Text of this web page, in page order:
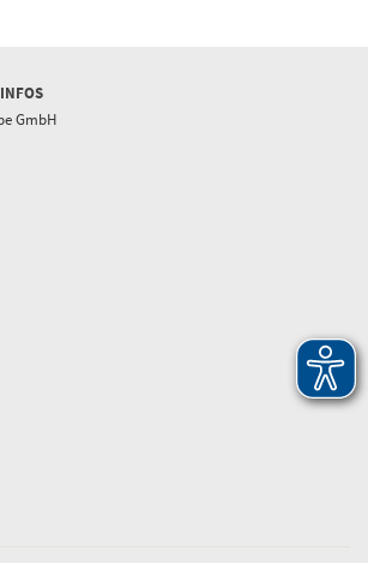
GmbH